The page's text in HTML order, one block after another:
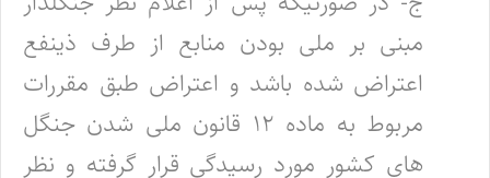
مبنی بر ملی بودن منابع از طرف ذینفع
اعتراض شده باشد و اعتراض طبق مقررات
مربوط به ماده ۱۲‌ قانون ملی شدن جنگل
های کشور مورد رسیدگی قرار گرفته و نظر